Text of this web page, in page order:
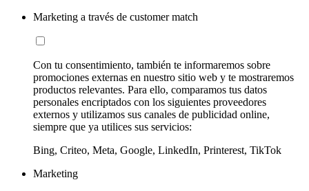
Marketing a través de customer match
Con tu consentimiento, también te informaremos sobre
promociones externas en nuestro sitio web y te mostraremos
productos relevantes. Para ello, comparamos tus datos
personales encriptados con los siguientes proveedores
externos y utilizamos sus canales de publicidad online,
siempre que ya utilices sus servicios:
Bing, Criteo, Meta, Google, LinkedIn, Printerest, TikTok
Marketing